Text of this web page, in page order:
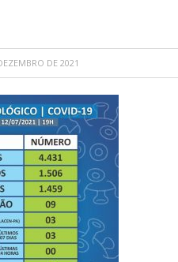
DE 2021